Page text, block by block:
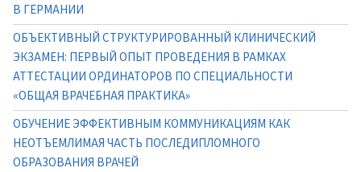
В ГЕРМАНИИ
ОБЪЕКТИВНЫЙ СТРУКТУРИРОВАННЫЙ КЛИНИЧЕСКИЙ
ЭКЗАМЕН: ПЕРВЫЙ ОПЫТ ПРОВЕДЕНИЯ В РАМКАХ
АТТЕСТАЦИИ ОРДИНАТОРОВ ПО СПЕЦИАЛЬНОСТИ
«ОБЩАЯ ВРАЧЕБНАЯ ПРАКТИКА»
ОБУЧЕНИЕ ЭФФЕКТИВНЫМ КОММУНИКАЦИЯМ КАК
НЕОТЪЕМЛИМАЯ ЧАСТЬ ПОСЛЕДИПЛОМНОГО
ОБРАЗОВАНИЯ ВРАЧЕЙ